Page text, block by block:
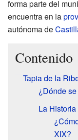
forma parte del
encuentra en la
autónoma de
Contenido
Tapia de la
¿Dónde
La
XIX?